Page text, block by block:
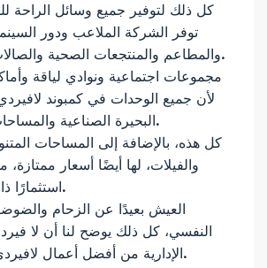
كل ذلك لتوفير جميع وسائل الراحة
توفر الشركة الملاعب ودور
والمطاعم والمنتجعات الصحية والصالات الرياضية.
مجموعات اجتماعية ونوادي لياقة
لأن جميع الوحدات في كمبوند
البحيرة الصناعية والمساحات الخضراء.
كل هذه، بالإضافة إلى المساحات
والفيلات، لها أيضًا أسعار ممتازة،
استثمارًا ذا قيمة جيدة.
العيش بعيدًا عن الزحام
النفسي، كل ذلك يوضح لنا أن لا
الإدارية من أفضل أعمال لافيردي في مصر.